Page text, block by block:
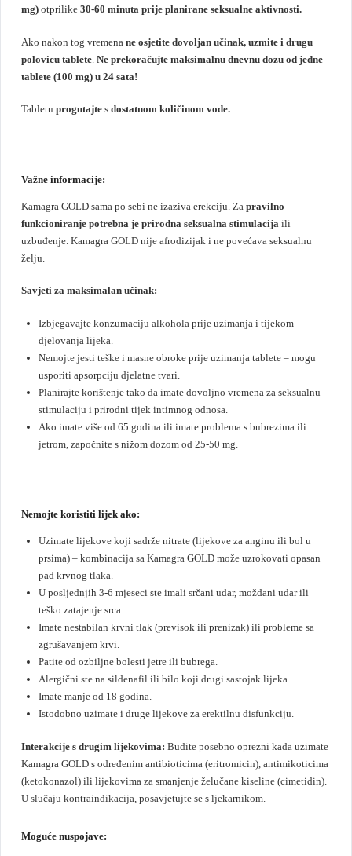
mg) otprilike 30-60 minuta prije planirane seksualne aktivnosti.
Ako nakon tog vremena ne osjetite dovoljan učinak, uzmite i drugu
polovicu tablete Ne prekoračujte maksimalnu dnevnu dozu od jedne
tablete (100 mg) u 24 sata!
Tabletu progutajte s dostatnom količinom vode.
Važne informacije:
Kamagra GOLD sama po sebi ne izaziva erekciju. Za pravilno
funkcioniranje potrebna je prirodna seksualna stimulacija ili
uzbuđenje. Kamagra GOLD nije afrodizijak i ne povećava seksualnu
želju.
Savjeti za maksimalan učinak:
Izbjegavajte konzumaciju alkohola prije uzimanja i tijekom
djelovanja lijeka.
Nemojte jesti teške i masne obroke prije uzimanja tablete – mogu
usporiti apsorpciju djelatne tvari.
Planirajte korištenje tako da imate dovoljno vremena za seksualnu
stimulaciju i prirodni tijek intimnog odnosa.
Ako imate više od 65 godina ili imate problema s bubrezima ili
jetrom, započnite s nižom dozom od 25-50 mg.
Nemojte koristiti lijek ako:
Uzimate lijekove koji sadrže nitrate (lijekove za anginu ili bol u
prsima) – kombinacija sa Kamagra GOLD može uzrokovati opasan
pad krvnog tlaka.
U posljednjih 3-6 mjeseci ste imali srčani udar, moždani udar ili
teško zatajenje srca.
Imate nestabilan krvni tlak (previsok ili prenizak) ili probleme sa
zgrušavanjem krvi.
Patite od ozbiljne bolesti jetre ili bubrega.
Alergični ste na sildenafil ili bilo koji drugi sastojak lijeka.
Imate manje od 18 godina.
Istodobno uzimate i druge lijekove za erektilnu disfunkciju.
Interakcije s drugim lijekovima: Budite posebno oprezni kada uzimate
Kamagra GOLD s određenim antibioticima (eritromicin), antimikoticima
(ketokonazol) ili lijekovima za smanjenje želučane kiseline (cimetidin).
U slučaju kontraindikacija, posavjetujte se s ljekarnikom.
Moguće nuspojave: